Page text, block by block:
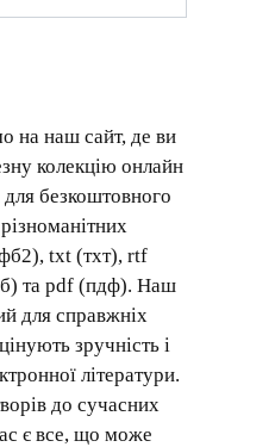
на наш сайт, де ви
колекцію онлайн
безкоштовного
txt (тхт), rtf
та pdf (пдф). Наш
для справжніх
зручність і
літератури.
до сучасних
є все, що може